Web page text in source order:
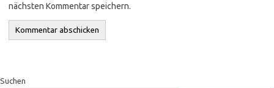
nächsten Kommentar speichern.
Suchen